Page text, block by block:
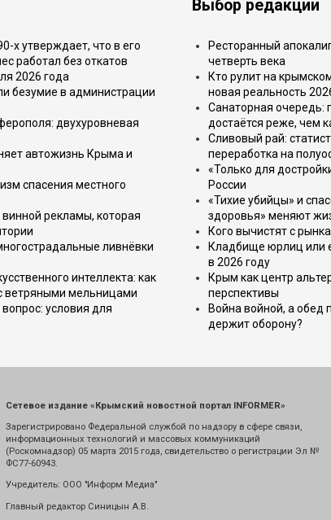
х утверждает, что в его
работал без откатов
2026 года
безумие в администрации
двухуровневая
автожизнь Крыма и
спасения местного
рекламы, которая
ливнёвки
интеллекта: как
ветряными мельницами
условия для
Выбор редакции
Ресторанный
четверть века
Кто рулит на
новая реальность
Санаторная очередь:
достаётся реже, чем
Сливовый рай:
переработка на
«Только для
России
«Тихие убийцы» и
здоровья» меняют
Кого вычистят с
Кладбище юрлиц или
в 2026 году
Крым как центр
перспективы
Война войной, а обед
держит оборону?
Сетевое издание «Крымский новостной портал INFORMER»
Зарегистрировано Федеральной службой по надзору в сфере связи,
информационных технологий и массовых коммуникаций
(Роскомнадзор) 05 марта 2015 года, свидетельство о регистрации Эл №
ФС77-60943.
Учредитель: ООО "Информ Медиа"
Главный редактор Синицын А.В.